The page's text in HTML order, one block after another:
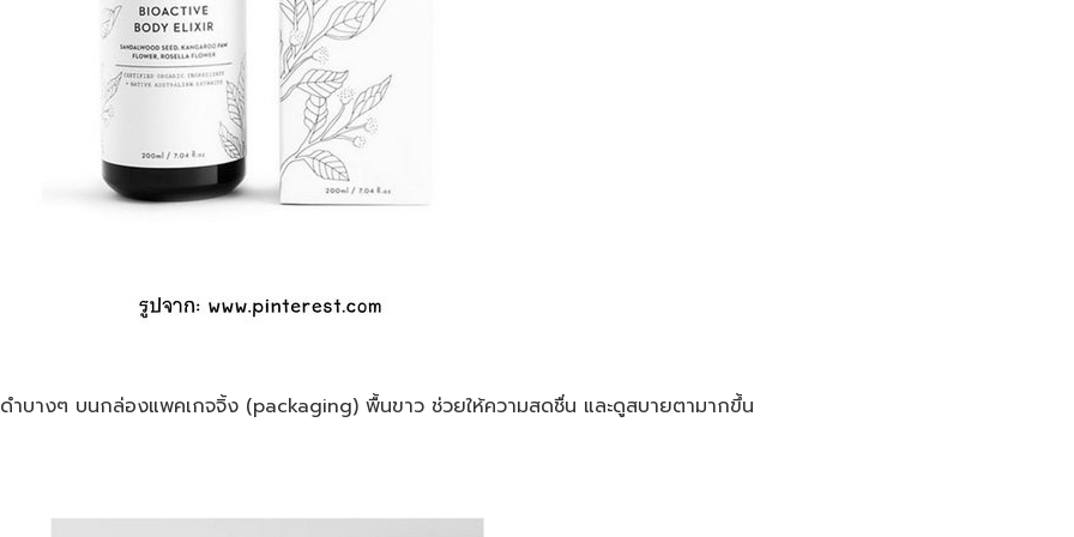
ดำบางๆ บนกล่องแพคเกจจิ้ง (packaging) พื้นขาว ช่วยให้ความสดชื่น และดูสบายตามากขึ้น